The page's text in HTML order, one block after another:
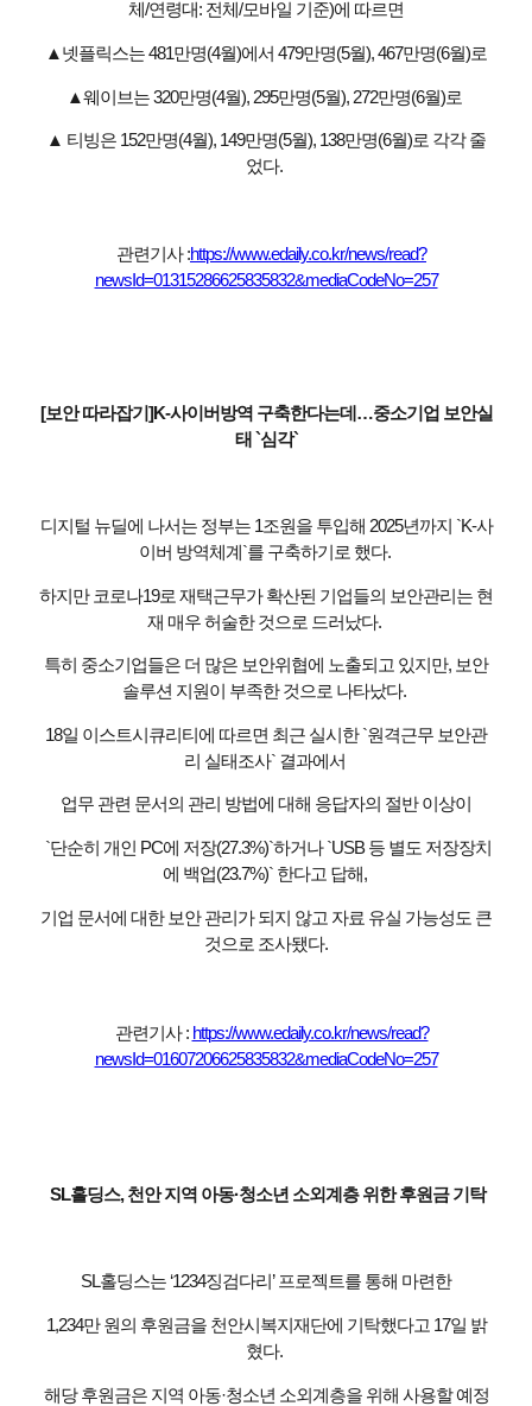
체/연령대: 전체/모바일 기준)에 따르면
▲넷플릭스는 481만명(4월)에서 479만명(5월), 467만명(6월)로
▲웨이브는 320만명(4월), 295만명(5월), 272만명(6월)로
▲ 티빙은 152만명(4월), 149만명(5월), 138만명(6월)로 각각 줄
었다.
관련기사 :https://www.edaily.co.kr/news/read?
newsId=01315286625835832&mediaCodeNo=257
[보안 따라잡기]K-사이버방역 구축한다는데…중소기업 보안실
태 `심각`
디지털 뉴딜에 나서는 정부는 1조원을 투입해 2025년까지 `K-사
이버 방역체계`를 구축하기로 했다.
하지만 코로나19로 재택근무가 확산된 기업들의 보안관리는 현
재 매우 허술한 것으로 드러났다.
특히 중소기업들은 더 많은 보안위협에 노출되고 있지만, 보안
솔루션 지원이 부족한 것으로 나타났다.
18일 이스트시큐리티에 따르면 최근 실시한 `원격근무 보안관
리 실태조사` 결과에서
업무 관련 문서의 관리 방법에 대해 응답자의 절반 이상이
`단순히 개인 PC에 저장(27.3%)`하거나 `USB 등 별도 저장장치
에 백업(23.7%)` 한다고 답해,
기업 문서에 대한 보안 관리가 되지 않고 자료 유실 가능성도 큰
것으로 조사됐다.
관련기사 : https://www.edaily.co.kr/news/read?
newsId=01607206625835832&mediaCodeNo=257
SL홀딩스, 천안 지역 아동·청소년 소외계층 위한 후원금 기탁
SL홀딩스는 ‘1234징검다리’ 프로젝트를 통해 마련한
1,234만 원의 후원금을 천안시복지재단에 기탁했다고 17일 밝
혔다.
해당 후원금은 지역 아동·청소년 소외계층을 위해 사용할 예정